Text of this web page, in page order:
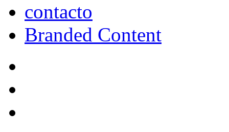
contacto
Branded Content